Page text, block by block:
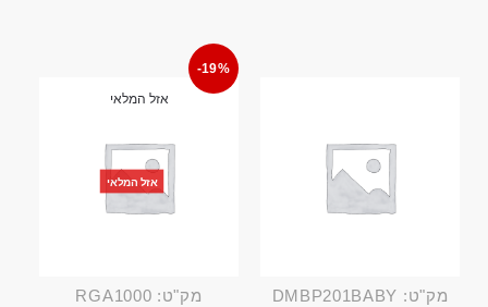
מק"ט: DMBP201BABY
-19%
אזל המלאי
אזל המלאי
מק"ט: RGA1000